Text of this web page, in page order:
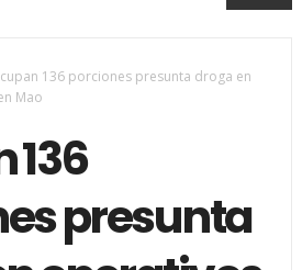
136 porciones presunta droga en
Mao
136
presunta